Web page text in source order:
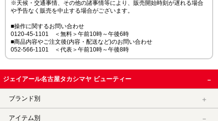
※天候・交通事情、その他の諸事情等により、販売開始時刻が遅れる場合
や予告なく販売を中止する場合がございます。
■操作に関するお問い合わせ
0120-45-1101 ＜無料＞午前10時～午後6時
■商品内容やご注文後(内容・配送など)のお問い合わせ
052-566-1101 ＜代表＞午前10時～午後8時
ジェイアール名古屋タカシマヤ ビューティー
ブランド別
アイテム別